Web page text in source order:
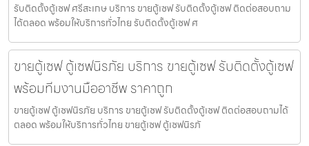
รับติดตั้งตู้เซฟ ศรีสะเกษ บริการ ขายตู้เซฟ รับติดตั้งตู้เซฟ ติดต่อสอบถาม
ได้ตลอด พร้อมให้บริการทั่วไทย รับติดตั้งตู้เซฟ ศ
ขายตู้เซฟ ตู้เซฟนิรภัย บริการ ขายตู้เซฟ รับติดตั้งตู้เซฟ
พร้อมทีมงานมืออาชีพ ราคาถูก
ขายตู้เซฟ ตู้เซฟนิรภัย บริการ ขายตู้เซฟ รับติดตั้งตู้เซฟ ติดต่อสอบถามได้
ตลอด พร้อมให้บริการทั่วไทย ขายตู้เซฟ ตู้เซฟนิรภั